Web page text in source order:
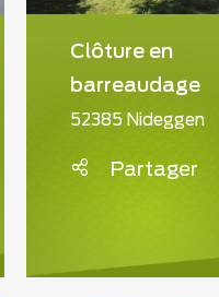
Clôture en
barreaudage
52385 Nideggen
Partager